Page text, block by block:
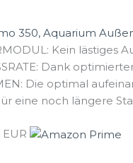
350, Aquarium
Kein
Dank
Die optimal
eine noch längere
EUR